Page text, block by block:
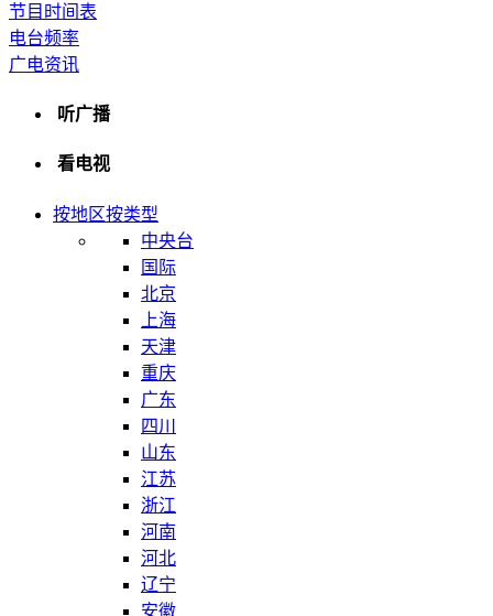
节目时间表
电台频率
广电资讯
听广播
看电视
按地区按类型
中央台
国际
北京
上海
天津
重庆
广东
四川
山东
江苏
浙江
河南
河北
辽宁
安徽